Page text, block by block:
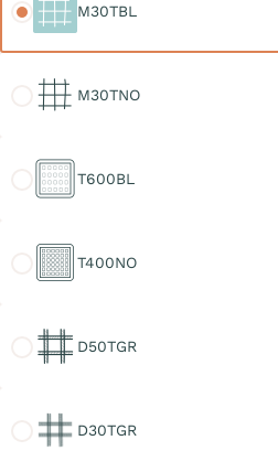
M30TBL
M30TNO
T600BL
T400NO
D50TGR
D30TGR